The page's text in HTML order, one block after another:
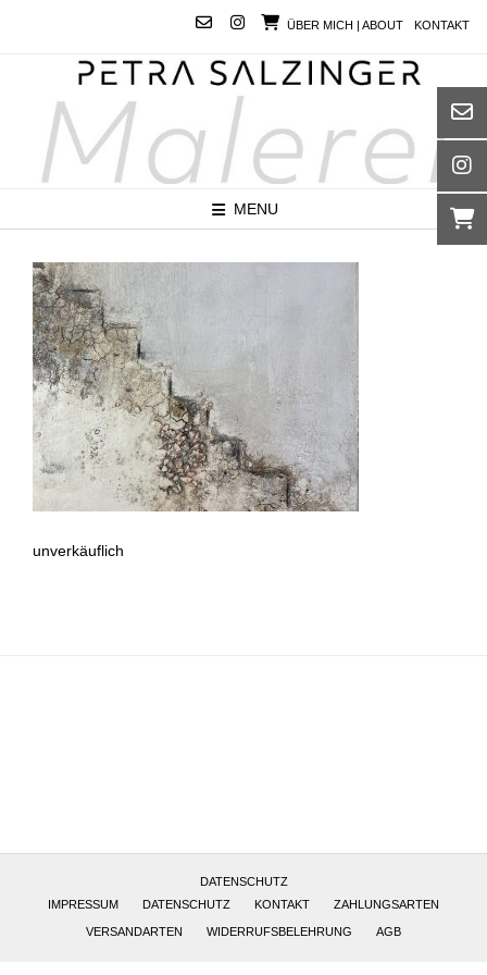
ÜBER MICH | ABOUT KONTAKT
MENU
unverkäuflich
DATENSCHUTZ
IMPRESSUM
DATENSCHUTZ KONTAKT ZAHLUNGSARTEN
VERSANDARTEN WIDERRUFSBELEHRUNG AGB